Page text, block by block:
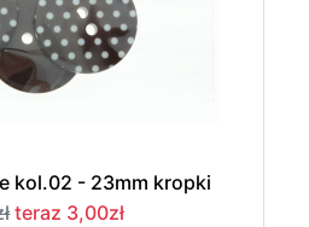
kol.02 - 23mm kropki
teraz 3,00zł